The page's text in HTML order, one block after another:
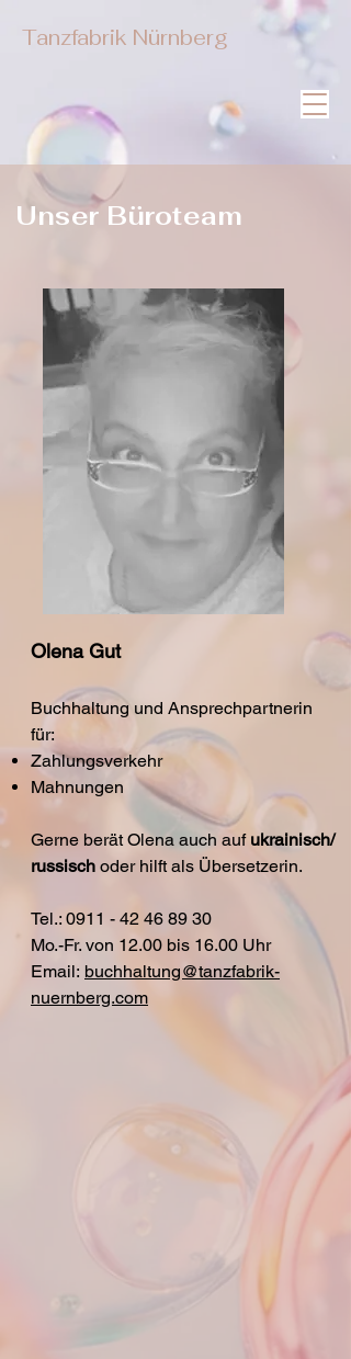
Tanzfabrik Nürnberg
Unser Büroteam
Olena Gut
Buchhaltung und Ansprechpartnerin
für:
Zahlungsverkehr
Mahnungen
Gerne berät Olena auch auf ukrainisch/
russisch oder hilft als Übersetzerin.
Tel.: 0911 - 42 46 89 30
Mo.-Fr. von 12.00 bis 16.00 Uhr
Email: buchhaltung@tanzfabrik-
nuernberg.com